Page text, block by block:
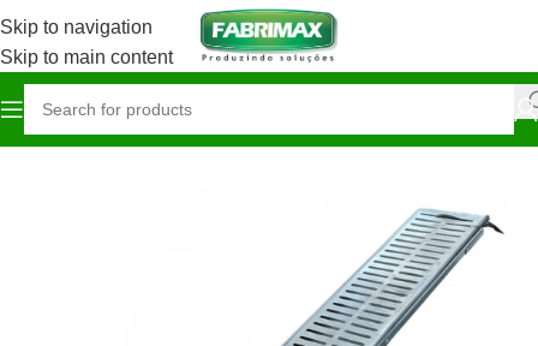
Skip to navigation
Skip to main content
Início Construção / Ferragista